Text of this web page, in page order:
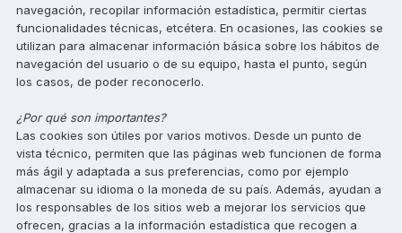
navegación, recopilar información estadística, permitir ciertas
funcionalidades técnicas, etcétera. En ocasiones, las cookies se
utilizan para almacenar información básica sobre los hábitos de
navegación del usuario o de su equipo, hasta el punto, según
los casos, de poder reconocerlo.
¿Por qué son importantes?
Las cookies son útiles por varios motivos. Desde un punto de
vista técnico, permiten que las páginas web funcionen de forma
más ágil y adaptada a sus preferencias, como por ejemplo
almacenar su idioma o la moneda de su país. Además, ayudan a
los responsables de los sitios web a mejorar los servicios que
ofrecen, gracias a la información estadística que recogen a